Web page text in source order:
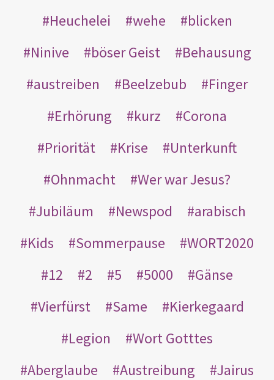
Heuchelei wehe
blicken
Ninive
böser Geist
Behausung
austreiben
Beelzebub
Finger
Erhörung
kurz
Corona
Priorität
Krise
Unterkunft
Ohnmacht
Wer war Jesus?
Jubiläum
Newspod
arabisch
Kids
Sommerpause
WORT2020
12
2 5 5000
Gänse
Vierfürst
Same
Kierkegaard
Legion
Wort Gotttes
Aberglaube
Austreibung
Jairus